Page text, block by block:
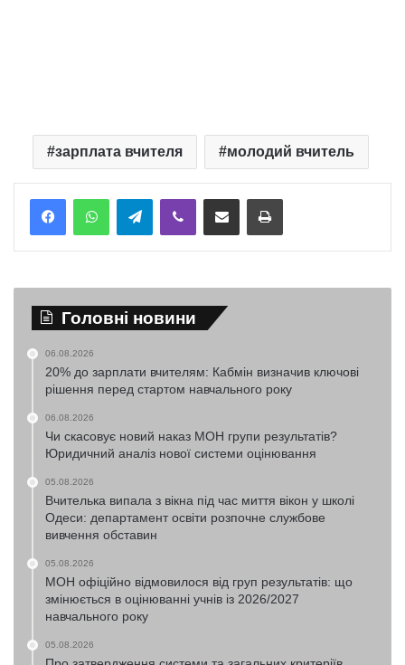
зарплата вчителя молодий вчитель
TelegramViber Надіслати електронною поштоюНадрукувати
Головні новини
06.08.2026
20% до зарплати вчителям: Кабмін визначив ключові
рішення перед стартом навчального року
06.08.2026
Чи скасовує новий наказ МОН групи результатів?
Юридичний аналіз нової системи оцінювання
05.08.2026
Вчителька випала з вікна під час миття вікон у школі
Одеси: департамент освіти розпочне службове
вивчення обставин
05.08.2026
МОН офіційно відмовилося від груп результатів: що
змінюється в оцінюванні учнів із 2026/2027
навчального року
05.08.2026